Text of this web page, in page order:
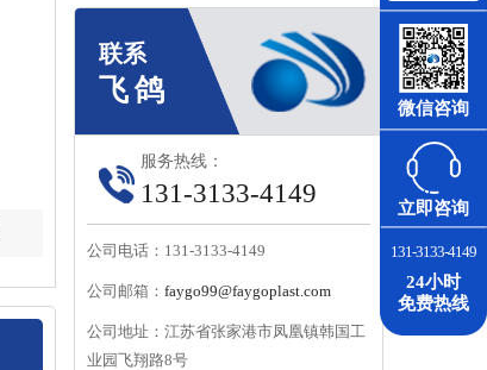
服务热线：
131-3133-4149
公司电话：131-3133-4149
公司邮箱： faygo99@faygoplast.com
公司地址：江苏省张家港市凤凰镇韩国工
业园飞翔路8号
微信咨询
立即咨询
131-3133-4149
24小时
免费热线